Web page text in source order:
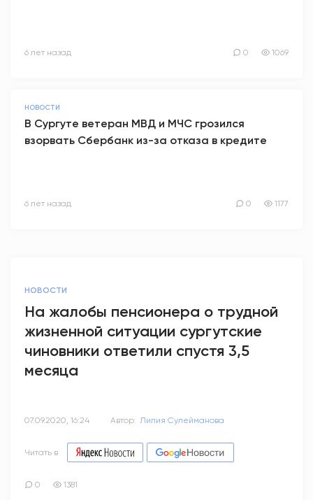
6 лет назад 0 1069
НОВОСТИ
В Сургуте ветеран МВД и МЧС грозился
взорвать Сбербанк из-за отказа в кредите
6 лет назад 0 1177
НОВОСТИ
На жалобы пенсионера о трудной
жизненной ситуации сургутские
чиновники ответили спустя 3,5
месяца
07.09.2020, 16:24 Автор: Лилия Сулейманова
Читать в
0 1381